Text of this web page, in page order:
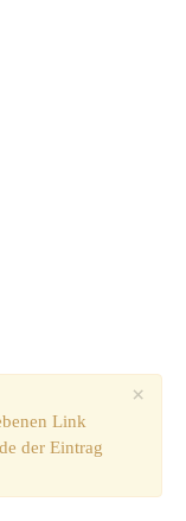
×
Link
der Eintrag